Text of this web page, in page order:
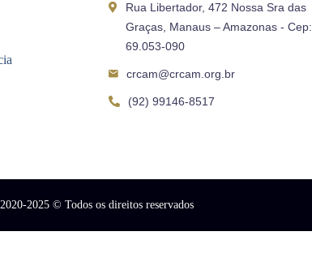
Rua Libertador, 472 Nossa Sra das
Graças, Manaus – Amazonas - Cep:
69.053-090
crcam@crcam.org.br
(92) 99146-8517
2020-2025© Todos os direitos reservados